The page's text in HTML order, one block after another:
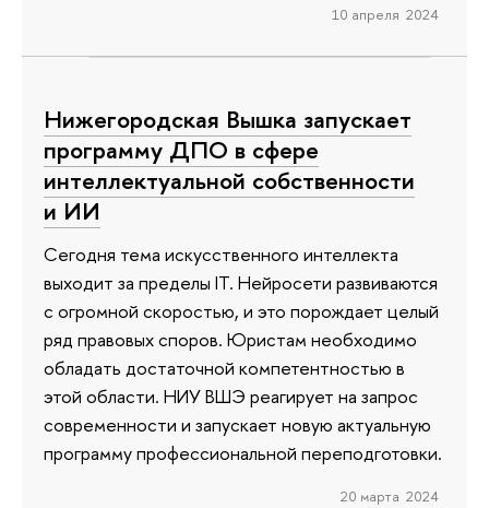
10 апреля 2024
Нижегородская Вышка запускает
программу ДПО в сфере
интеллектуальной собственности
и ИИ
Сегодня тема искусственного интеллекта
выходит за пределы IT. Нейросети развиваются
с огромной скоростью, и это порождает целый
ряд правовых споров. Юристам необходимо
обладать достаточной компетентностью в
этой области. НИУ ВШЭ реагирует на запрос
современности и запускает новую актуальную
программу профессиональной переподготовки.
20 марта 2024